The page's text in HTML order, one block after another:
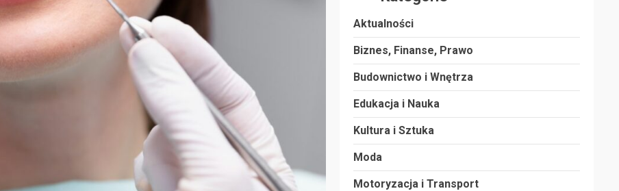
Aktualności
Biznes, Finanse, Prawo
Budownictwo i Wnętrza
Edukacja i Nauka
Kultura i Sztuka
Moda
Motoryzacja i Transport